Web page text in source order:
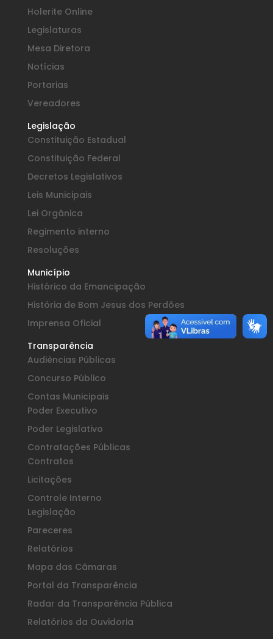
Holerite Online
Legislaturas
Mesa Diretora
Notícias
Portarias
Vereadores
Legislação
Constituição Estadual
Constituição Federal
Decretos Legislativos
Leis Municipais
Lei Orgânica
Regimento interno
Resoluções
Município
Histórico da Emancipação
História de Bom Jesus dos Perdões
Imprensa Oficial
Transparência
Audiências Públicas
Concurso Público
Contas Municipais
Poder Executivo
Poder Legislativo
Contratações Públicas
Contratos
Licitações
Controle Interno
Legislação
Pareceres
Relatórios
Mapa das Câmaras
Portal da Transparência
Radar da Transparência Pública
Relatórios da Ouvidoria